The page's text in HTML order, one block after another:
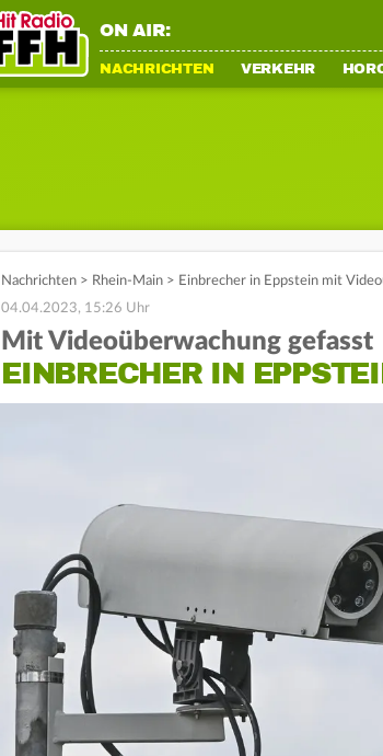
ON AIR:
NACHRICHTEN VERKEHR
Nachrichten > Rhein-Main > Einbrecher in Eppstein mit
04.04.2023, 15:26 Uhr
Mit Videoüberwachung gefasst
EINBRECHER IN